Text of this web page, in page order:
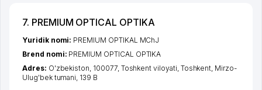
7. PREMIUM OPTICAL OPTIKA
Yuridik nomi: PREMIUM OPTIKAL MChJ
Brend nomi: PREMIUM OPTICAL OPTIKA
Adres: O'zbekiston, 100077, Toshkent viloyati, Toshkent, Mirzo-
Ulug'bek tumani, 139 B